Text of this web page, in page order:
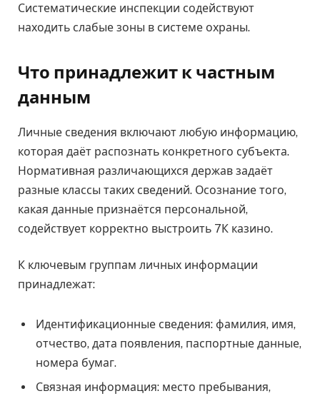
Систематические инспекции содействуют
находить слабые зоны в системе охраны.
Что принадлежит к частным
данным
Личные сведения включают любую информацию,
которая даёт распознать конкретного субъекта.
Нормативная различающихся держав задаёт
разные классы таких сведений. Осознание того,
какая данные признаётся персональной,
содействует корректно выстроить 7К казино.
К ключевым группам личных информации
принадлежат:
Идентификационные сведения: фамилия, имя,
отчество, дата появления, паспортные данные,
номера бумаг.
Связная информация: место пребывания,